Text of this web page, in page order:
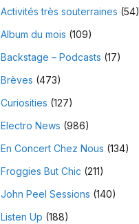
Activités très souterraines (54)
Album du mois (109)
Backstage – Podcasts (17)
Brèves (473)
Curiosities (127)
Electro News (986)
En Concert Chez Nous (134)
Froggies But Chic (211)
John Peel Sessions (140)
Listen Up (188)